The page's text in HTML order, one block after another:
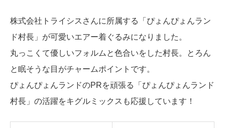
株式会社トライシスさんに所属する「ぴょんぴょんラン
ド村長」が可愛いエアー着ぐるみになりました。
丸っこくて優しいフォルムと色合いをした村長。とろん
と眠そうな目がチャームポイントです。
ぴょんぴょんランドのPRを頑張る「ぴょんぴょんランド
村長」の活躍をキグルミックスも応援しています！